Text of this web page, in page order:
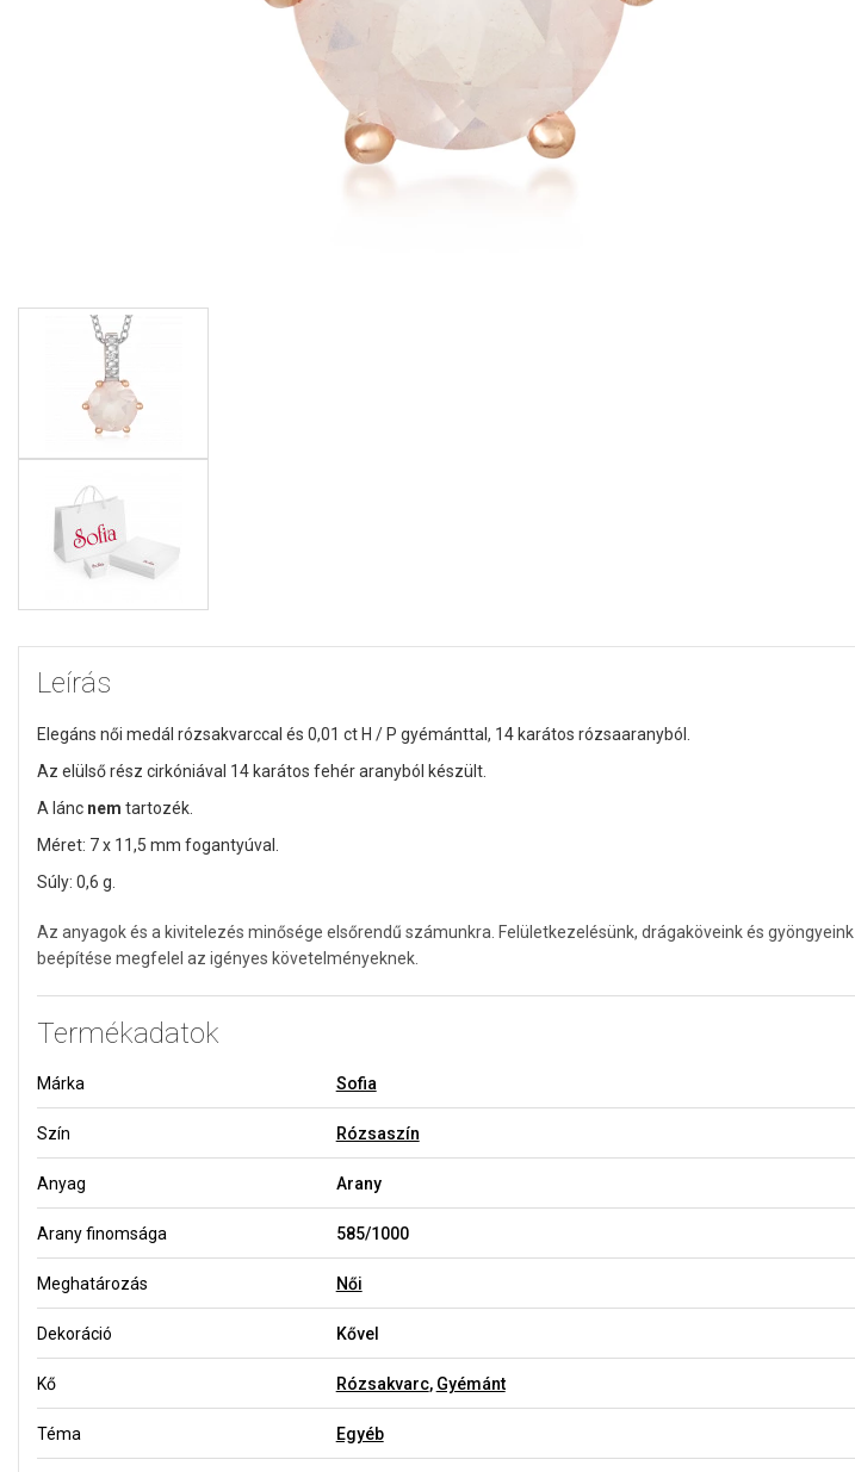
Leírás
Elegáns női medál rózsakvarccal és 0,01 ct H / P gyémánttal, 14 karátos rózsaaranyból.
Az elülső rész cirkóniával 14 karátos fehér aranyból készült.
A lánc nem tartozék.
Méret: 7 x 11,5 mm fogantyúval.
Súly: 0,6 g.
Az anyagok és a kivitelezés minősége elsőrendű számunkra. Felületkezelésünk, drágaköveink és gyöngyeink
beépítése megfelel az igényes követelményeknek.
Termékadatok
Márka Sofia
Szín Rózsaszín
Anyag Arany
Arany finomsága 585/1000
Meghatározás Női
Dekoráció Kővel
Kő Rózsakvarc, Gyémánt
Téma Egyéb